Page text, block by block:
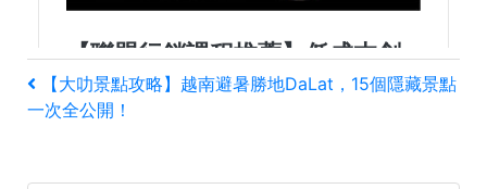
文
章
導
上
一
【大叻景點攻略】越南避暑勝地DaLat，15個隱藏景點
一次全公開！